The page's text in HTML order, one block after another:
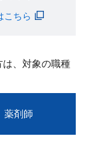
こちら
、対象の職種
薬剤師